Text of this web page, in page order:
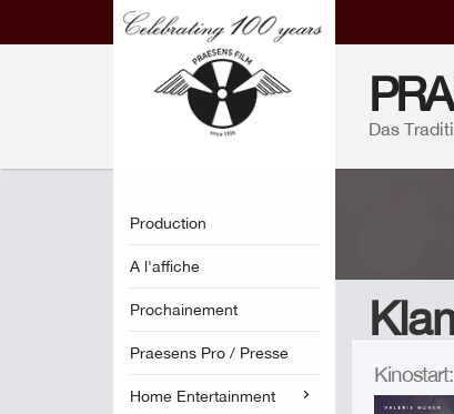
Das
Production
A l'affiche
Prochainement
Praesens Pro / Presse
Home Entertainment